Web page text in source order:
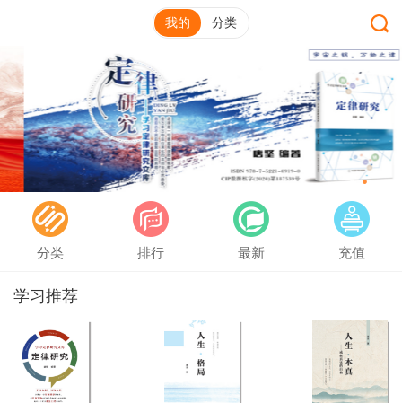
我的 分类
分类 排行 最新 充值
学习推荐